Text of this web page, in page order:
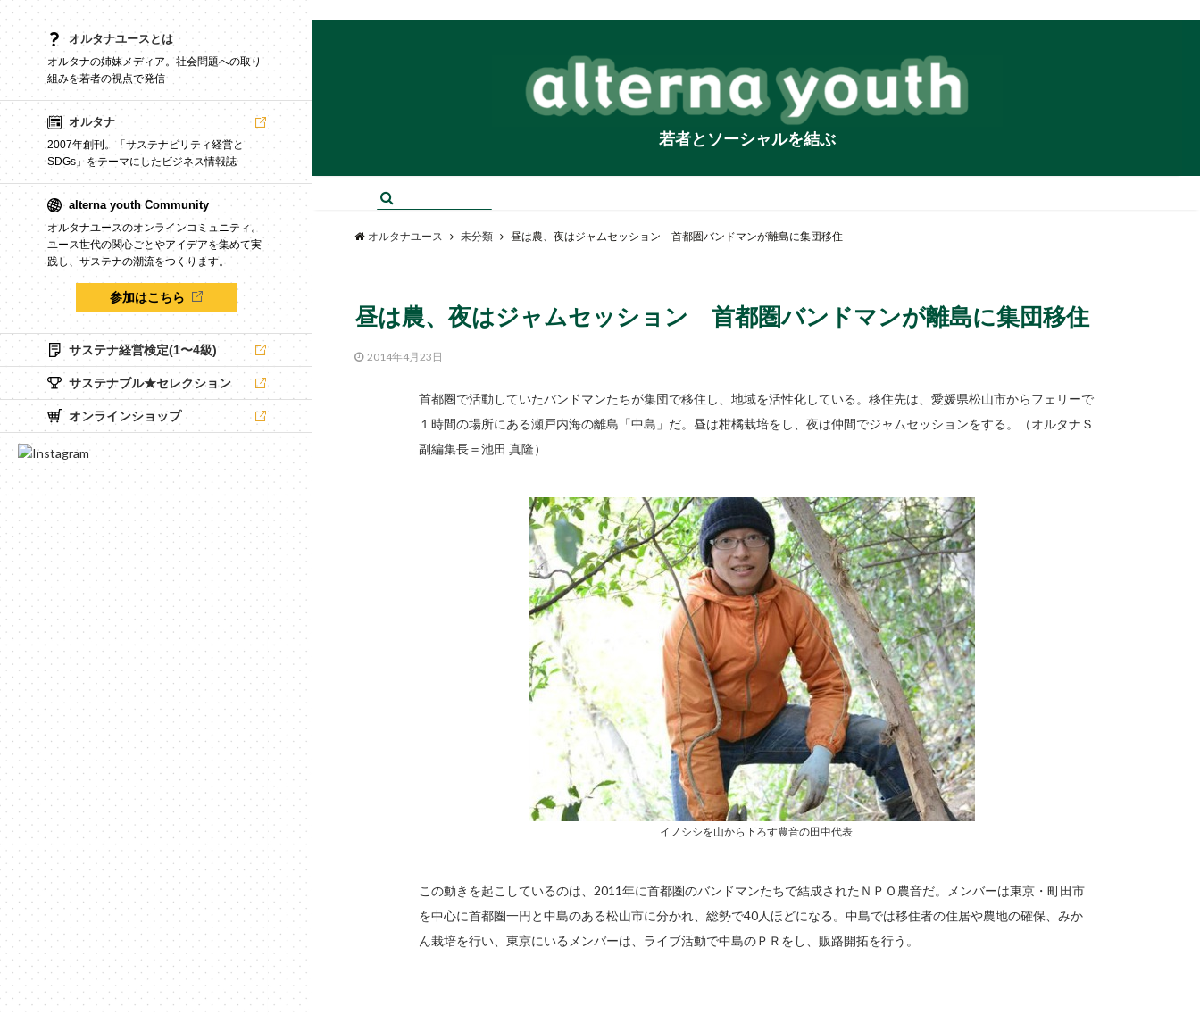
オルタナユースとは
オルタナの姉妹メディア。社会問題への取り
組みを若者の視点で発信
オルタナ
2007年創刊。「サステナビリティ経営と
SDGs」をテーマにしたビジネス情報誌
alterna youth Community
オルタナユースのオンラインコミュニティ。
ユース世代の関心ごとやアイデアを集めて実
践し、サステナの潮流をつくります。
参加はこちら
サステナ経営検定(1〜4級)
サステナブル★セレクション
オンラインショップ
若者とソーシャルを結ぶ
オルタナユース 未分類 昼は農、夜はジャムセッション 首都圏バンドマンが離島に集団移住
昼は農、夜はジャムセッション 首都圏バンドマンが離島に集団移住
2014年4月23日
首都圏で活動していたバンドマンたちが集団で移住し、地域を活性化している。移住先は、愛媛県松山市からフェリーで
１時間の場所にある瀬戸内海の離島「中島」だ。昼は柑橘栽培をし、夜は仲間でジャムセッションをする。（オルタナＳ
副編集長＝池田 真隆）
イノシシを山から下ろす農音の田中代表
この動きを起こしているのは、2011年に首都圏のバンドマンたちで結成されたＮＰＯ農音だ。メンバーは東京・町田市
を中心に首都圏一円と中島のある松山市に分かれ、総勢で40人ほどになる。中島では移住者の住居や農地の確保、みか
ん栽培を行い、東京にいるメンバーは、ライブ活動で中島のＰＲをし、販路開拓を行う。